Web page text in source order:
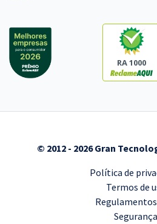
RA 1000
© 2012 - 2026 Gran
Política de
Termos de
Regulamentos
Segurança